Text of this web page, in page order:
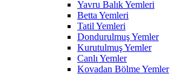
Yavru Balık Yemleri
Betta Yemleri
Tatil Yemleri
Dondurulmuş Yemler
Kurutulmuş Yemler
Canlı Yemler
Kovadan Bölme Yemler